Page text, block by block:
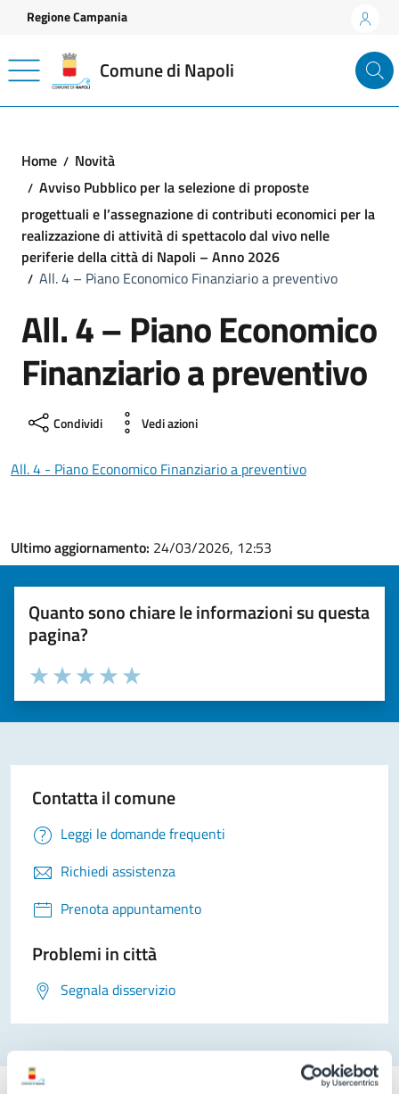
Vai ai contenuti
Vai al footer
Regione Campania
Comune di Napoli
Home
Novità
Avviso Pubblico per la selezione di proposte
progettuali e l’assegnazione di contributi economici per la
realizzazione di attività di spettacolo dal vivo nelle
periferie della città di Napoli – Anno 2026
All. 4 – Piano Economico Finanziario a preventivo
All. 4 – Piano Economico
Finanziario a preventivo
Condividi Vedi azioni
All. 4 - Piano Economico Finanziario a preventivo
Ultimo aggiornamento: 24/03/2026, 12:53
Quanto sono chiare le informazioni su questa
pagina?
Valuta la chiarezza delle informazioni (da 1 a 5 stelle)
Seleziona il numero di stelle per valutare la chiarezza delle
Valuta 5 stelle su 5
Valuta 4 stelle su 5
Valuta 3 stelle su 5
Valuta 2 stelle su 5
Valuta 1 stelle su 5
Contatta il comune
Leggi le domande frequenti
Richiedi assistenza
Prenota appuntamento
Problemi in città
Segnala disservizio